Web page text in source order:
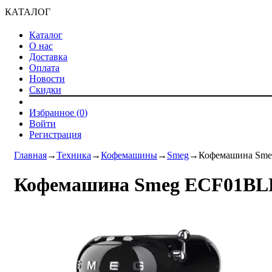
КАТАЛОГ
Каталог
О нас
Доставка
Оплата
Новости
Скидки
Избранное (0)
Войти
Регистрация
Главная→Техника →Кофемашины→ Smeg→Кофемашина
Кофемашина Smeg